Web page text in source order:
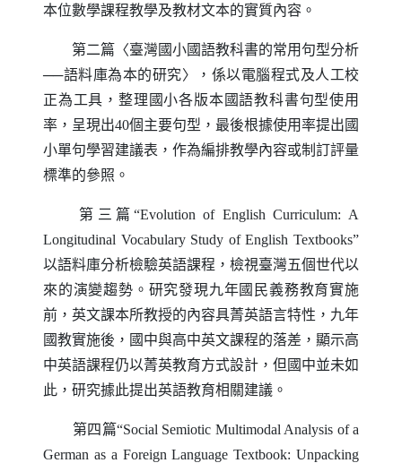
本位數學課程教學及教材文本的實質內容。
第二篇〈臺灣國小國語教科書的常用句型分析
──語料庫為本的研究〉，係以電腦程式及人工校
正為工具，整理國小各版本國語教科書句型使用
率，呈現出40個主要句型，最後根據使用率提出國
小單句學習建議表，作為編排教學內容或制訂評量
標準的參照。
第三篇“Evolution of English Curriculum: A
Longitudinal Vocabulary Study of English Textbooks”
以語料庫分析檢驗英語課程，檢視臺灣五個世代以
來的演變趨勢。研究發現九年國民義務教育實施
前，英文課本所教授的內容具菁英語言特性，九年
國教實施後，國中與高中英文課程的落差，顯示高
中英語課程仍以菁英教育方式設計，但國中並未如
此，研究據此提出英語教育相關建議。
第四篇“Social Semiotic Multimodal Analysis of a
German as a Foreign Language Textbook:Unpacking